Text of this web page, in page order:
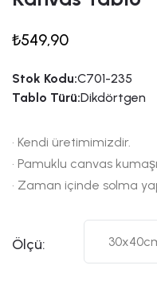
₺549,90
Stok Kodu:C701-235
Tablo Türü:Dikdörtgen
• Kendi üretimimizdir.
• Pamuklu canvas
• Zaman içinde solma
Ölçü: